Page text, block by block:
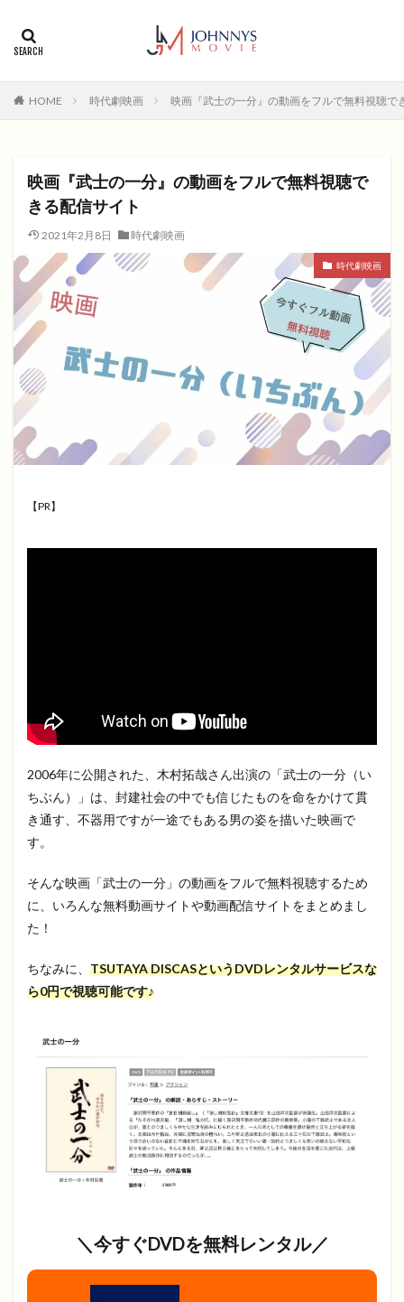
HOME 時代劇映画 映画『武士の一分』の動画をフルで無料視聴で
映画『武士の一分』の動画をフルで無料視聴で
きる配信サイト
2021年2月8日 時代劇映画
時代劇映画
【PR】
2006年に公開された、木村拓哉さん出演の「武士の一分（い
ちぶん）」は、封建社会の中でも信じたものを命をかけて貫
き通す、不器用ですが一途でもある男の姿を描いた映画で
す。
そんな映画「武士の一分」の動画をフルで無料視聴するため
に、いろんな無料動画サイトや動画配信サイトをまとめまし
た！
ちなみに、 TSUTAYA DISCASというDVDレンタルサービスな
ら0円で視聴可能です♪
＼今すぐDVDを無料レンタル／
2018年
2019年 SF アクション
アニメ
ヒューマンドラマ映画
ファンタジー映画
ホラー
動画無料視聴
無料視聴
検索